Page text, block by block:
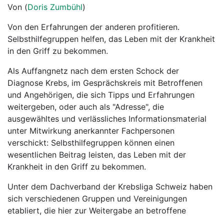
Ratgeber
Rubriken
Von (Doris Zumbühl)
Von den Erfahrungen der anderen profitieren.
Selbsthilfegruppen helfen, das Leben mit der Krankheit
in den Griff zu bekommen.
Als Auffangnetz nach dem ersten Schock der
Diagnose Krebs, im Gesprächskreis mit Betroffenen
und Angehörigen, die sich Tipps und Erfahrungen
weitergeben, oder auch als "Adresse", die
ausgewähltes und verlässliches Informationsmaterial
unter Mitwirkung anerkannter Fachpersonen
verschickt: Selbsthilfegruppen können einen
wesentlichen Beitrag leisten, das Leben mit der
Krankheit in den Griff zu bekommen.
Unter dem Dachverband der Krebsliga Schweiz haben
sich verschiedenen Gruppen und Vereinigungen
etabliert, die hier zur Weitergabe an betroffene